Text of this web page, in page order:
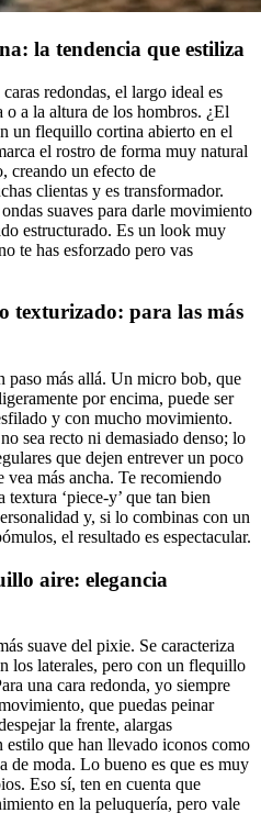
la tendencia que estiliza
redondas, el largo ideal es
a la altura de los hombros. ¿El
un flequillo cortina abierto en el
el rostro de forma muy natural
creando un efecto de
clientas y es transformador.
suaves para darle movimiento
estructurado. Es un look muy
te has esforzado pero vas
texturizado: para las más
paso más allá. Un micro bob, que
por encima, puede ser
y con mucho movimiento.
sea recto ni demasiado denso; lo
que dejen entrever un poco
vea más ancha. Te recomiendo
textura ‘piece-y’ que tan bien
y, si lo combinas con un
el resultado es espectacular.
aire: elegancia
suave del pixie. Se caracteriza
los laterales, pero con un flequillo
una cara redonda, yo siempre
que puedas peinar
la frente, alargas
estilo que han llevado iconos como
de moda. Lo bueno es que es muy
Eso sí, ten en cuenta que
en la peluquería, pero vale